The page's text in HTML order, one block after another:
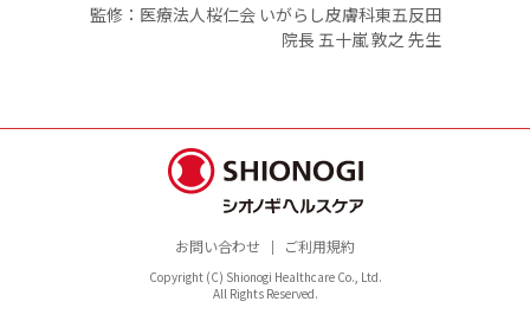
監修：医療法人桜仁会 いがらし皮膚科東五反田
院長 五十嵐 敦之 先生
お問い合わせ ご利用規約
Copyright (C) Shionogi Healthcare Co., Ltd.
All Rights Reserved.